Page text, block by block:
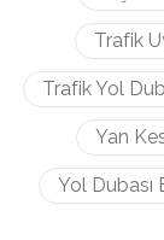
Trafik
Trafik Yol
Yan
Yol Dubası